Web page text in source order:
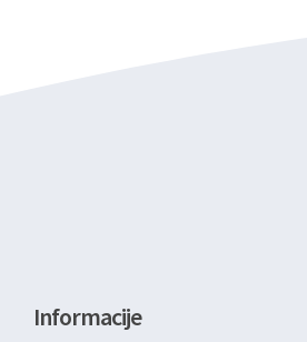
Informacije